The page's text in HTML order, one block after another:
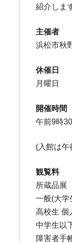
紹介しま
主催者
浜松市秋
休催日
月曜日
開催時間
午前9時
(入館は午
観覧料
所蔵品展
一般(大学
高校生 個
中学生以
障害者手